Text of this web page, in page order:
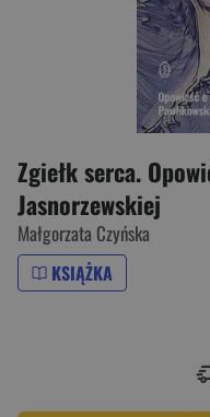
Zgiełk serca.
Jasnorzewskiej
Małgorzata Czyńska
KSIĄŻKA